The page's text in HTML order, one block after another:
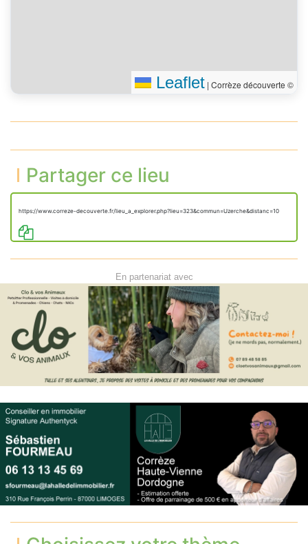
Leaflet | Corrèze découverte ©
Partager ce lieu
https://www.correze-decouverte.fr/lieu_a_explorer.php?lieu=323&commun=Uzerche&distanc=10
En partenariat avec